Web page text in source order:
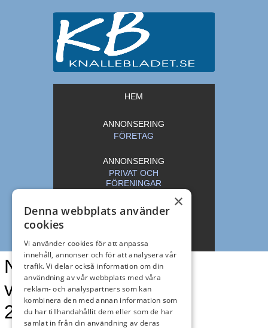
HEM
ANNONSERING
FÖRETAG
ANNONSERING
PRIVAT OCH
FÖRENINGAR
ARKIV
Näringsliv
vecka 15 –
2021
×
Denna webbplats använder
cookies
Vi använder cookies för att anpassa
innehåll, annonser och för att analysera vår
trafik. Vi delar också information om din
användning av vår webbplats med våra
reklam- och analyspartners som kan
kombinera den med annan information som
du har tillhandahållit dem eller som de har
samlat in från din användning av deras